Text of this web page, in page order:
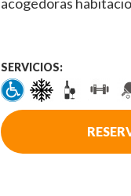
SERVICIOS: